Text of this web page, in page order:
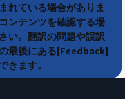
れている場合がありま
ンテンツを確認する場
い。翻訳の問題や誤訳
最後にある[Feedback]
きます。